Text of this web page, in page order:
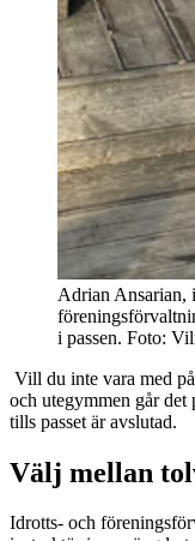
Adrian Ansarian,
i passen. Foto:
Vill du inte vara med
och utegymmen går det
tills passet är avslutad.
Välj mellan
Idrotts- och